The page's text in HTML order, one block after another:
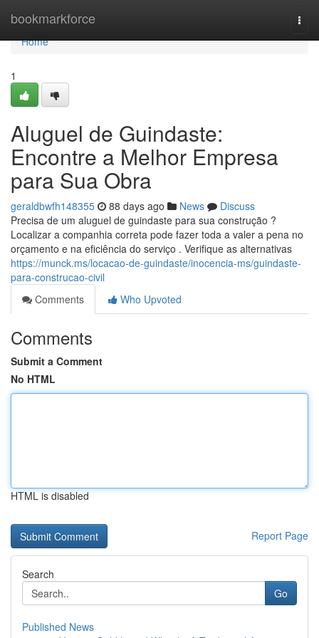
bookmarkforce
Home
Home
1
Aluguel de Guindaste:
Encontre a Melhor Empresa
para Sua Obra
geraldbwfh148355 88 days ago News
Discuss
Precisa de um aluguel de guindaste para sua construção ?
Localizar a companhia correta pode fazer toda a valer a pena no
orçamento e na eficiência do serviço . Verifique as alternativas
https://munck.ms/locacao-de-guindaste/inocencia-ms/guindaste-
para-construcao-civil
Comments
Who Upvoted
Comments
Submit a Comment
No HTML
HTML is disabled
Report Page
Search
Go
Published News